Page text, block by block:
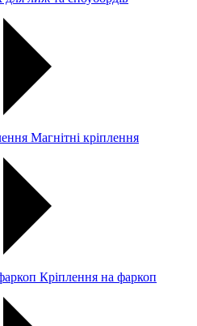
Магнітні кріплення
Кріплення на фаркоп